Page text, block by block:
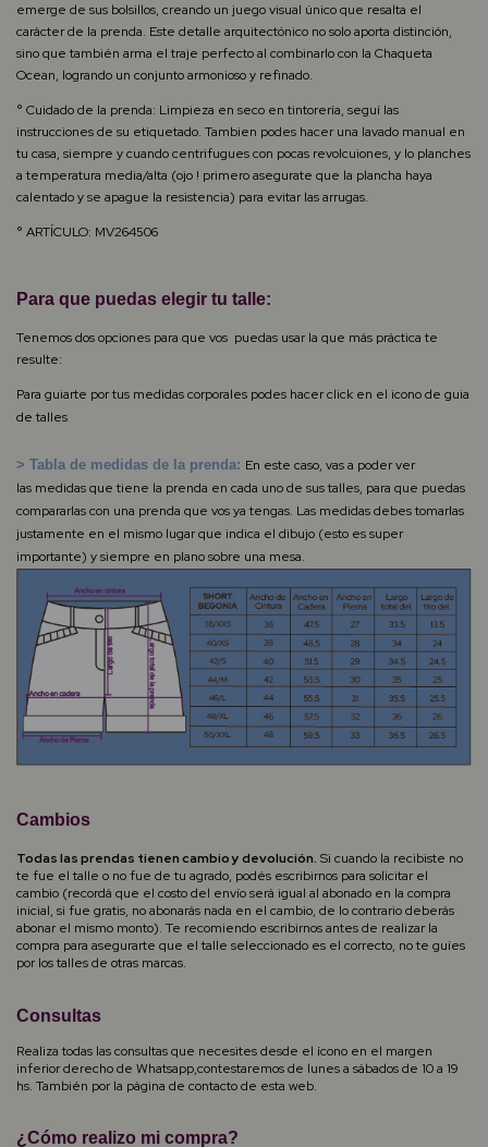
emerge de sus bolsillos, creando un juego visual único que resalta el
carácter de la prenda. Este detalle arquitectónico no solo aporta distinción,
sino que también arma el traje perfecto al combinarlo con la Chaqueta
Ocean, logrando un conjunto armonioso y refinado.
° Cuidado de la prenda: Limpieza en seco en tintorería, seguí las
instrucciones de su etiquetado. Tambien podes hacer una lavado manual en
tu casa, siempre y cuando centrifugues con pocas revolcuiones, y lo planches
a temperatura media/alta (ojo ! primero asegurate que la plancha haya
calentado y se apague la resistencia) para evitar las arrugas.
° ARTÍCULO: MV264506
Para que puedas elegir tu talle:
Tenemos dos opciones para que vos puedas usar la que más práctica te
resulte:
Para guiarte por tus medidas corporales podes hacer click en el icono de guia
de talles
> Tabla de medidas de la prenda: En este caso, vas a poder ver
las medidas que tiene la prenda en cada uno de sus talles, para que puedas
compararlas con una prenda que vos ya tengas. Las medidas debes tomarlas
justamente en el mismo lugar que indica el dibujo (esto es super
importante) y siempre en plano sobre una mesa.
Cambios
Todas las prendas tienen cambio y devolución. Si cuando la recibiste no
te fue el talle o no fue de tu agrado, podés escribirnos para solicitar el
cambio (recordá que el costo del envío será igual al abonado en la compra
inicial, si fue gratis, no abonarás nada en el cambio, de lo contrario deberás
abonar el mismo monto). Te recomiendo escribirnos antes de realizar la
compra para asegurarte que el talle seleccionado es el correcto, no te guíes
por los talles de otras marcas.
Consultas
Realiza todas las consultas que necesites desde el ícono en el margen
inferior derecho de Whatsapp,contestaremos de lunes a sábados de 10 a 19
hs. También por la página de contacto de esta web.
¿Cómo realizo mi compra?